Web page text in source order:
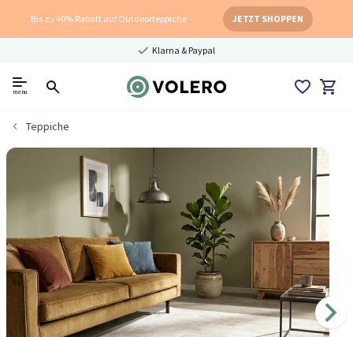
Bis zu 40% Rabatt auf Outdoorteppiche JETZT SHOPPEN
Klarna & Paypal
menu
Teppiche